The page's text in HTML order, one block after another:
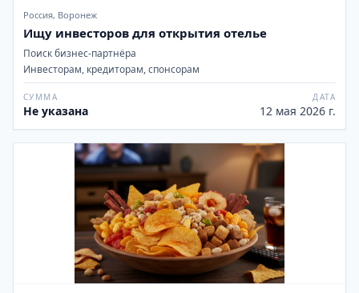
Россия, Воронеж
Ищу инвесторов для открытия отелье
Поиск бизнес-партнёра
Инвесторам, кредиторам, спонсорам
СУММА
Не указана
ДАТА
12 мая 2026 г.